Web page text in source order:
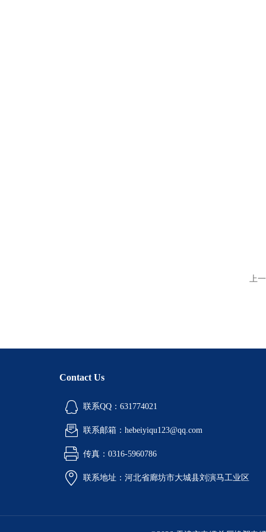
上
Contact Us
联系QQ：631774021
联系邮箱：hebeiyiqu123@qq.com
传真：0316-5960786
联系地址：河北省廊坊市大城县刘演马工业区